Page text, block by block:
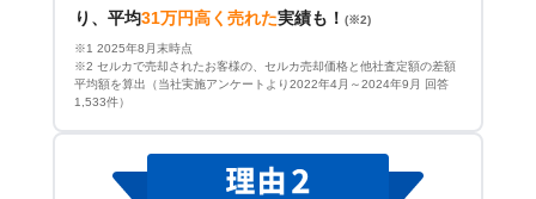
り、平均31万円高く売れた実績も！ (※2)
※1 2025年8月末時点
※2 セルカで売却されたお客様の、セルカ売却価格と他社査定額の差額
平均額を算出（当社実施アンケートより2022年4月～2024年9月 回答
1,533件）